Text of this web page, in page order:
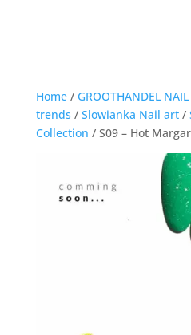
Home/ GROOTHANDEL NAIL
trends / Slowianka Nail art/
Collection / S09 – Hot